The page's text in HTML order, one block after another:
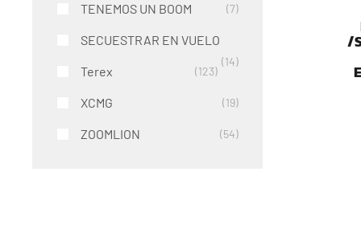
TENEMOS UN BOOM 7
SECUESTRAR EN VUELO
14
Terex 123
XCMG 19
ZOOMLION 54
/